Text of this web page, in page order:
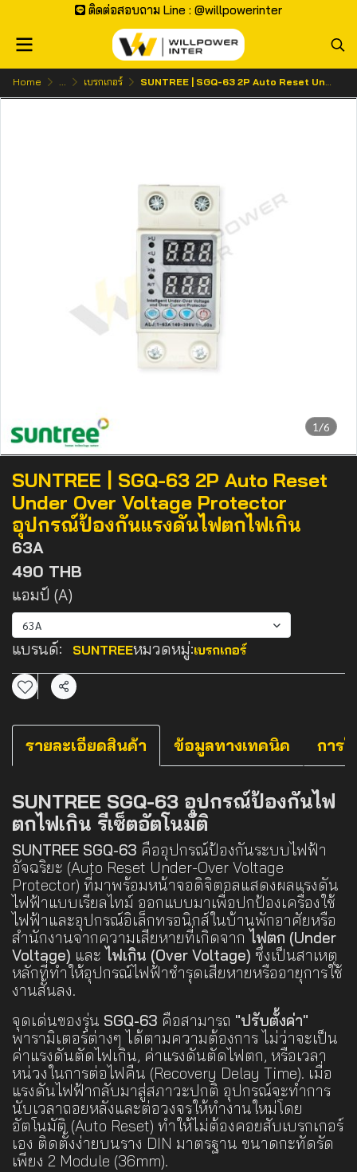
ติดต่อสอบถาม Line : @willpowerinter
Home ... เบรกเกอร์ SUNTREE | SGQ-63 2P Auto Reset Under Over Voltage Protector อุปกรณ์ป้องกันแรงดันไฟตกไฟเกิน
1/6
SUNTREE | SGQ-63 2P Auto Reset
Under Over Voltage Protector
อุปกรณ์ป้องกันแรงดันไฟตกไฟเกิน
63A
490 THB
แอมป์ (A)
63A
แบรนด์: SUNTREEหมวดหมู่:เบรกเกอร์
แชร์
รายละเอียดสินค้า ข้อมูลทางเทคนิค การ
SUNTREE SGQ-63 อุปกรณ์ป้องกันไฟ
ตกไฟเกิน รีเซ็ตอัตโนมัติ
SUNTREE SGQ-63 คืออุปกรณ์ป้องกันระบบไฟฟ้า
อัจฉริยะ (Auto Reset Under-Over Voltage
Protector) ที่มาพร้อมหน้าจอดิจิตอลแสดงผลแรงดัน
ไฟฟ้าแบบเรียลไทม์ ออกแบบมาเพื่อปกป้องเครื่องใช้
ไฟฟ้าและอุปกรณ์อิเล็กทรอนิกส์ในบ้านพักอาศัยหรือ
สำนักงานจากความเสียหายที่เกิดจาก ไฟตก (Under
Voltage) และ ไฟเกิน (Over Voltage) ซึ่งเป็นสาเหตุ
หลักที่ทำให้อุปกรณ์ไฟฟ้าชำรุดเสียหายหรืออายุการใช้
งานสั้นลง.
จุดเด่นของรุ่น SGQ-63 คือสามารถ "ปรับตั้งค่า"
พารามิเตอร์ต่างๆ ได้ตามความต้องการ ไม่ว่าจะเป็น
ค่าแรงดันตัดไฟเกิน, ค่าแรงดันตัดไฟตก, หรือเวลา
หน่วงในการต่อไฟคืน (Recovery Delay Time). เมื่อ
แรงดันไฟฟ้ากลับมาสู่สภาวะปกติ อุปกรณ์จะทำการ
นับเวลาถอยหลังและต่อวงจรให้ทำงานใหม่โดย
อัตโนมัติ (Auto Reset) ทำให้ไม่ต้องคอยสับเบรกเกอร์
เอง ติดตั้งง่ายบนราง DIN มาตรฐาน ขนาดกะทัดรัด
เพียง 2 Module (36mm).